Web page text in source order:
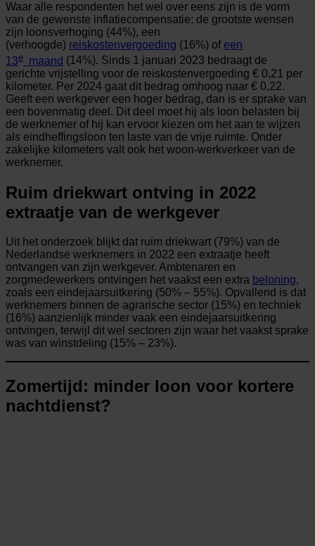
Waar alle respondenten het wel over eens zijn is de vorm
van de gewenste inflatiecompensatie; de grootste wensen
zijn loonsverhoging (44%), een
(verhoogde) reiskostenvergoeding (16%) of een
13e maand (14%). Sinds 1 januari 2023 bedraagt de
gerichte vrijstelling voor de reiskostenvergoeding € 0,21 per
kilometer. Per 2024 gaat dit bedrag omhoog naar € 0,22.
Geeft een werkgever een hoger bedrag, dan is er sprake van
een bovenmatig deel. Dit deel moet hij als loon belasten bij
de werknemer of hij kan ervoor kiezen om het aan te wijzen
als eindheffingsloon ten laste van de vrije ruimte. Onder
zakelijke kilometers valt ook het woon-werkverkeer van de
werknemer.
Ruim driekwart ontving in 2022
extraatje van de werkgever
Uit het onderzoek blijkt dat ruim driekwart (79%) van de
Nederlandse werknemers in 2022 een extraatje heeft
ontvangen van zijn werkgever. Ambtenaren en
zorgmedewerkers ontvingen het vaakst een extra beloning,
zoals een eindejaarsuitkering (50% – 55%). Opvallend is dat
werknemers binnen de agrarische sector (15%) en techniek
(16%) aanzienlijk minder vaak een eindejaarsuitkering
ontvingen, terwijl dit wel sectoren zijn waar het vaakst sprake
was van winstdeling (15% – 23%).
Zomertijd: minder loon voor kortere
nachtdienst?